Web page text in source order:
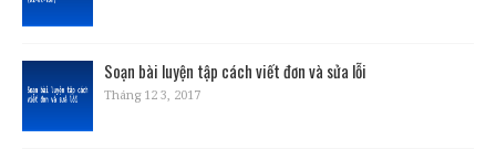
Soạn bài luyện tập cách viết đơn và sửa lỗi
Tháng 12 3, 2017